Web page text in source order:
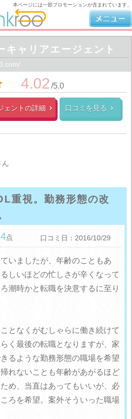
キャリアエージェント
4.02 /5.0
ェントの詳細  口コミを見る 
ん
重視。勤務形態の改
4点 口コミ日：2016/10/29
いましたが、年齢のこともあ
しいほどの忙しさが辛くなって
潮時かと転職を決意するに至り
となくがむしゃらに働き続けて
く最後の転職となりますが、家
るような勤務形態の職場を希望
れないことも年齢があがるほど
め、当直はあってもいいが、必
ろを希望。案外そういった職場
本ページには一部プロモーションが含まれています。